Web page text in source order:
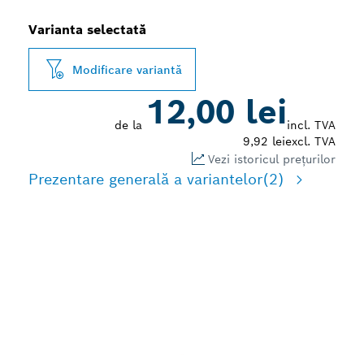
Varianta selectată
Modificare variantă
de la 12,00 leiincl. TVA
9,92 leiexcl. TVA
Vezi istoricul prețurilor
Prezentare generală a variantelor(2)